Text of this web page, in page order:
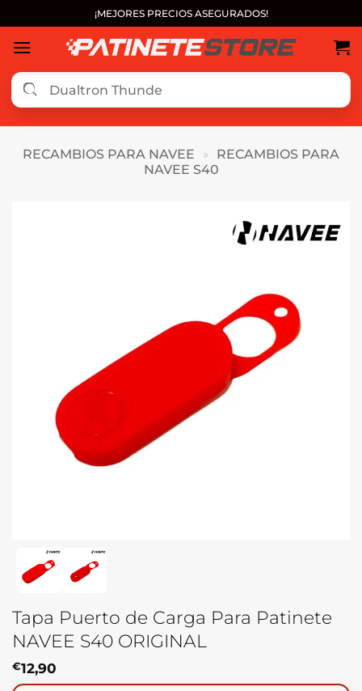
al
contenido
¡MEJORES PRECIOS ASEGURADOS!
RECAMBIOS PARA NAVEE »
RECAMBIOS PARA
NAVEE S40
Tapa Puerto de Carga Para Patinete
NAVEE S40 ORIGINAL
€12,90